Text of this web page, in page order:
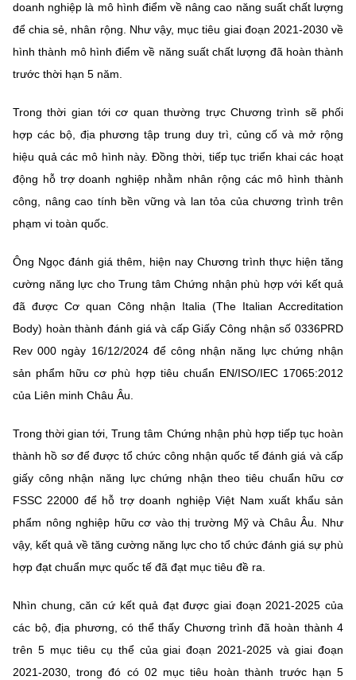
doanh nghiệp là mô hình điểm về nâng cao năng suất chất lượng
để chia sẻ, nhân rộng. Như vậy, mục tiêu giai đoạn 2021-2030 về
hình thành mô hình điểm về năng suất chất lượng đã hoàn thành
trước thời hạn 5 năm.
Trong thời gian tới cơ quan thường trực Chương trình sẽ phối
hợp các bộ, địa phương tập trung duy trì, củng cố và mở rộng
hiệu quả các mô hình này. Đồng thời, tiếp tục triển khai các hoạt
động hỗ trợ doanh nghiệp nhằm nhân rộng các mô hình thành
công, nâng cao tính bền vững và lan tỏa của chương trình trên
phạm vi toàn quốc.
Ông Ngọc đánh giá thêm, hiện nay Chương trình thực hiện tăng
cường năng lực cho Trung tâm Chứng nhận phù hợp với kết quả
đã được Cơ quan Công nhận Italia (The Italian Accreditation
Body) hoàn thành đánh giá và cấp Giấy Công nhận số 0336PRD
Rev 000 ngày 16/12/2024 để công nhận năng lực chứng nhận
sản phẩm hữu cơ phù hợp tiêu chuẩn EN/ISO/IEC 17065:2012
của Liên minh Châu Âu.
Trong thời gian tới, Trung tâm Chứng nhận phù hợp tiếp tục hoàn
thành hồ sơ để được tổ chức công nhận quốc tế đánh giá và cấp
giấy công nhận năng lực chứng nhận theo tiêu chuẩn hữu cơ
FSSC 22000 để hỗ trợ doanh nghiệp Việt Nam xuất khẩu sản
phẩm nông nghiệp hữu cơ vào thị trường Mỹ và Châu Âu. Như
vậy, kết quả về tăng cường năng lực cho tổ chức đánh giá sự phù
hợp đạt chuẩn mực quốc tế đã đạt mục tiêu đề ra.
Nhìn chung, căn cứ kết quả đạt được giai đoạn 2021-2025 của
các bộ, địa phương, có thể thấy Chương trình đã hoàn thành 4
trên 5 mục tiêu cụ thể của giai đoạn 2021-2025 và giai đoạn
2021-2030, trong đó có 02 mục tiêu hoàn thành trước hạn 5